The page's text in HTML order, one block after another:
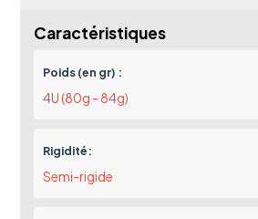
Caractéristiques
Poids (en gr) :
4U (80g - 84g)
Rigidité:
Semi-rigide